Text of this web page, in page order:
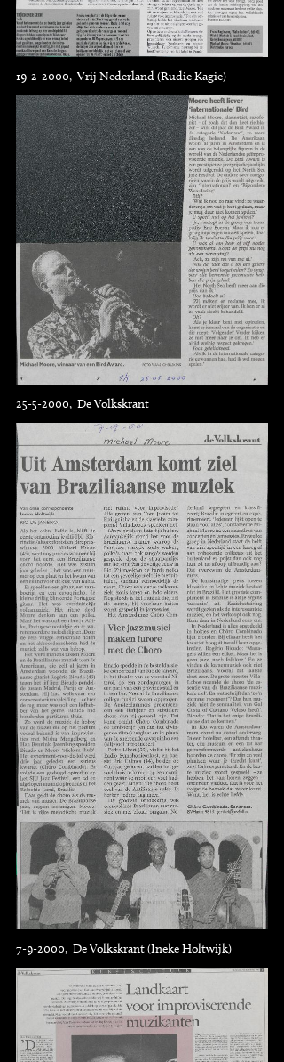
19-2-2000, Vrij Nederland (Rudie Kagie)
25-5-2000, De Volkskrant
7-9-2000, De Volkskrant (Ineke Holtwijk)